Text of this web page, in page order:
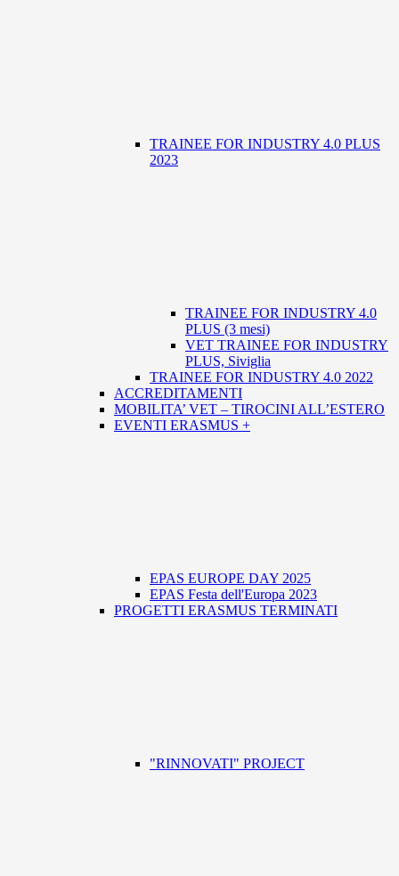
TRAINEE FOR INDUSTRY 4.0 PLUS
2023
TRAINEE FOR INDUSTRY 4.0
PLUS (3 mesi)
VET TRAINEE FOR INDUSTRY
PLUS, Siviglia
TRAINEE FOR INDUSTRY 4.0 2022
ACCREDITAMENTI
MOBILITA’ VET – TIROCINI ALL’ESTERO
EVENTI ERASMUS +
EPAS EUROPE DAY 2025
EPAS Festa dell'Europa 2023
PROGETTI ERASMUS TERMINATI
"RINNOVATI" PROJECT